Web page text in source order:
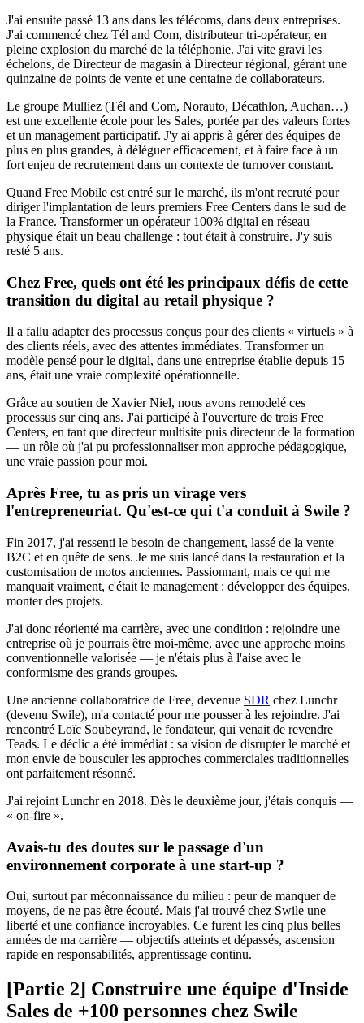
J'ai ensuite passé 13 ans dans les télécoms, dans deux entreprises.
J'ai commencé chez Tél and Com, distributeur tri-opérateur, en
pleine explosion du marché de la téléphonie. J'ai vite gravi les
échelons, de Directeur de magasin à Directeur régional, gérant une
quinzaine de points de vente et une centaine de collaborateurs.
Le groupe Mulliez (Tél and Com, Norauto, Décathlon, Auchan…)
est une excellente école pour les Sales, portée par des valeurs fortes
et un management participatif. J'y ai appris à gérer des équipes de
plus en plus grandes, à déléguer efficacement, et à faire face à un
fort enjeu de recrutement dans un contexte de turnover constant.
Quand Free Mobile est entré sur le marché, ils m'ont recruté pour
diriger l'implantation de leurs premiers Free Centers dans le sud de
la France. Transformer un opérateur 100% digital en réseau
physique était un beau challenge : tout était à construire. J'y suis
resté 5 ans.
Chez Free, quels ont été les principaux défis de cette
transition du digital au retail physique ?
Il a fallu adapter des processus conçus pour des clients « virtuels » à
des clients réels, avec des attentes immédiates. Transformer un
modèle pensé pour le digital, dans une entreprise établie depuis 15
ans, était une vraie complexité opérationnelle.
Grâce au soutien de Xavier Niel, nous avons remodelé ces
processus sur cinq ans. J'ai participé à l'ouverture de trois Free
Centers, en tant que directeur multisite puis directeur de la formation
— un rôle où j'ai pu professionnaliser mon approche pédagogique,
une vraie passion pour moi.
Après Free, tu as pris un virage vers
l'entrepreneuriat. Qu'est-ce qui t'a conduit à Swile ?
Fin 2017, j'ai ressenti le besoin de changement, lassé de la vente
B2C et en quête de sens. Je me suis lancé dans la restauration et la
customisation de motos anciennes. Passionnant, mais ce qui me
manquait vraiment, c'était le management : développer des équipes,
monter des projets.
J'ai donc réorienté ma carrière, avec une condition : rejoindre une
entreprise où je pourrais être moi-même, avec une approche moins
conventionnelle valorisée — je n'étais plus à l'aise avec le
conformisme des grands groupes.
Une ancienne collaboratrice de Free, devenue SDR chez Lunchr
(devenu Swile), m'a contacté pour me pousser à les rejoindre. J'ai
rencontré Loïc Soubeyrand, le fondateur, qui venait de revendre
Teads. Le déclic a été immédiat : sa vision de disrupter le marché et
mon envie de bousculer les approches commerciales traditionnelles
ont parfaitement résonné.
J'ai rejoint Lunchr en 2018. Dès le deuxième jour, j'étais conquis —
« on-fire ».
Avais-tu des doutes sur le passage d'un
environnement corporate à une start-up ?
Oui, surtout par méconnaissance du milieu : peur de manquer de
moyens, de ne pas être écouté. Mais j'ai trouvé chez Swile une
liberté et une confiance incroyables. Ce furent les cinq plus belles
années de ma carrière — objectifs atteints et dépassés, ascension
rapide en responsabilités, apprentissage continu.
[Partie 2] Construire une équipe d'Inside
Sales de +100 personnes chez Swile